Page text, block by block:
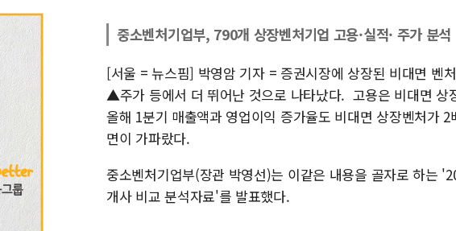
중소벤처기업부, 790개 상장벤처기업 고용·실적· 주가 분석
[서울 = 뉴스핌] 박영암 기자 = 증권시장에 상장된 비대면
▲주가 등에서 더 뛰어난 것으로 나타났다. 고용은 비대면 상
올해 1분기 매출액과 영업이익 증가율도 비대면 상장벤처가
면이 가파랐다.
중소벤처기업부(장관 박영선)는 이같은 내용을 골자로 하는
개사 비교 분석자료'를 발표했다.